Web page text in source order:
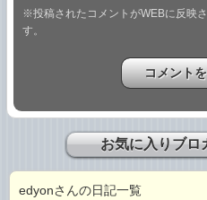
※投稿されたコメントがWEBに反映
す。
お気に入りブロ
edyonさんの日記一覧